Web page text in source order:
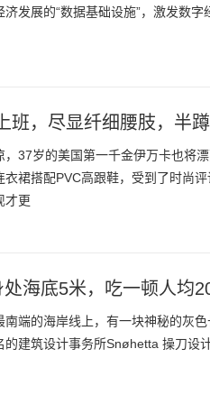
济发展的“数据基础设施”，激发数
班，尽显纤细腰肢，半
，37岁的美国第一千金伊万卡也将
衣裙搭配PVC高跟鞋，受到了时尚
才更
海底5米，吃一顿人均
南端的海岸线上，有一块神秘的灰
的建筑设计事务所Snøhetta 操刀设